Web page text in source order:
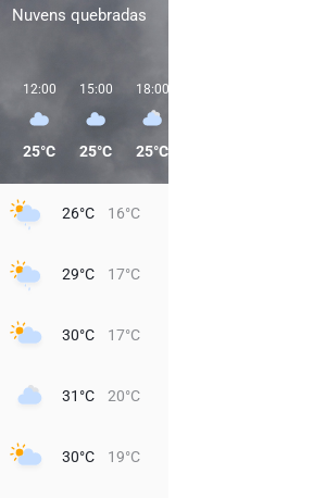
Nuvens quebradas
12:00
25°C
15:00
25°C
18:00
25°C
26°C 16°C
29°C 17°C
30°C 17°C
31°C 20°C
30°C 19°C